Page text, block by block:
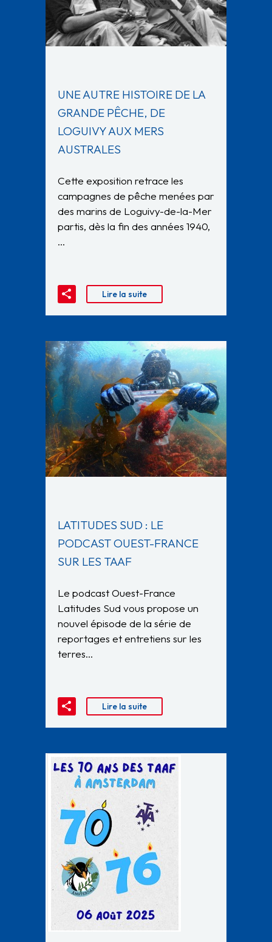
UNE AUTRE HISTOIRE DE LA
GRANDE PÊCHE, DE
LOGUIVY AUX MERS
AUSTRALES
Cette exposition retrace les
campagnes de pêche menées par
des marins de Loguivy-de-la-Mer
partis, dès la fin des années 1940,
…
Lire la suite
LATITUDES SUD : LE
PODCAST OUEST-FRANCE
SUR LES TAAF
Le podcast Ouest-France
Latitudes Sud vous propose un
nouvel épisode de la série de
reportages et entretiens sur les
terres…
Lire la suite